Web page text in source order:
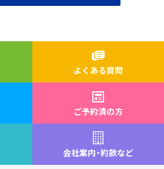
よくある質問
ご予約済の方
会社案内・約款など